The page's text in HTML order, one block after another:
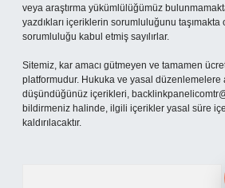
veya araştırma yükümlülüğümüz
yazdıkları içeriklerin sorumluluğunu
sorumluluğu kabul etmiş sayılırlar.
Sitemiz, kar amacı gütmeyen ve tamamen
platformudur. Hukuka ve yasal düzenlemelere
düşündüğünüz içerikleri,
bildirmeniz halinde, ilgili içerikler yasal süre
kaldırılacaktır.